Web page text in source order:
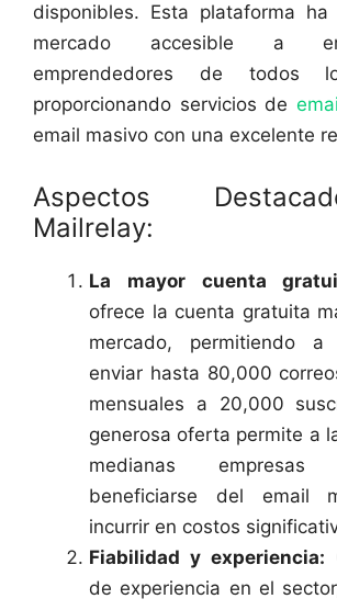
disponibles. Esta plataforma
mercado accesible a
emprendedores de todos
proporcionando servicios de
email masivo con una excelente
Aspectos
Mailrelay:
La mayor cuenta
ofrece la cuenta gratuita
mercado, permitiendo a
enviar hasta 80,000
mensuales a 20,000
generosa oferta permite a
medianas
beneficiarse del email
incurrir en costos
Fiabilidad y experiencia:
de experiencia en el